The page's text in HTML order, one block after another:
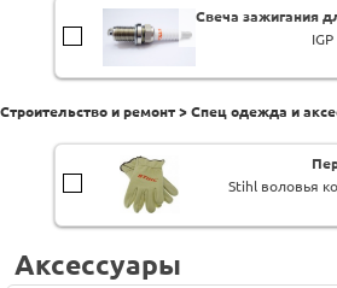
Свеча зажигания
Строительство и ремонт > Спец одежда и
Stihl воловья
Аксессуары